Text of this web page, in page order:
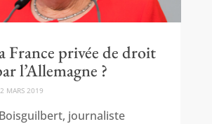
France privée de droit
l’Allemagne ?
MARS 2019
journaliste